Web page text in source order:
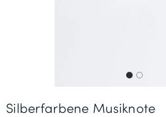
Silberfarbene Musiknote